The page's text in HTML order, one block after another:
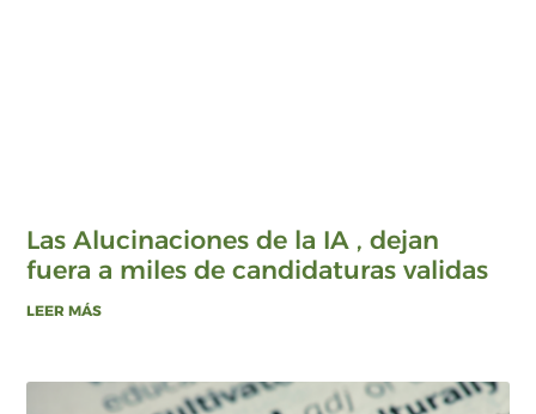
Las Alucinaciones de la IA , dejan
fuera a miles de candidaturas validas
LEER MÁS